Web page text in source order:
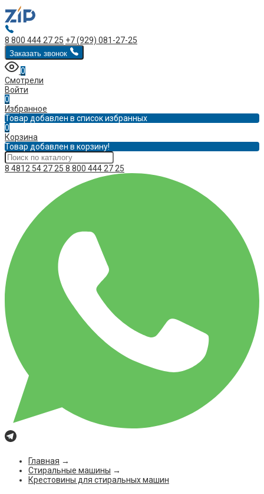
8 800 444 27 25 +7 (929) 081-27-25
Заказать звонок
0
Смотрели
Войти
0
Избранное
Товар добавлен в список избранных
0
Корзина
Товар добавлен в корзину!
8 4812 54 27 25 8 800 444 27 25
Главная →
Стиральные машины →
Крестовины для стиральных машин